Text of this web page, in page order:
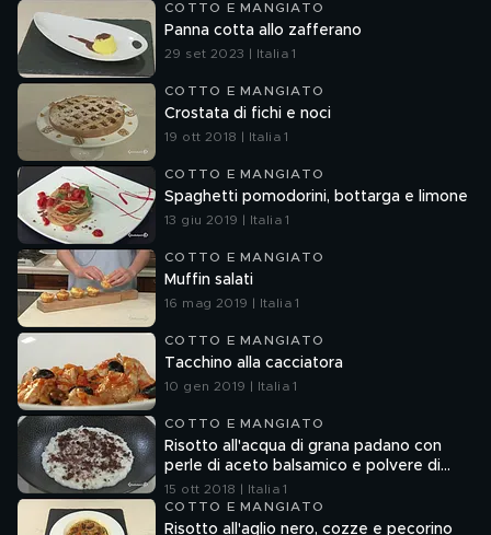
COTTO E MANGIATO
Panna cotta allo zafferano
29 set 2023 | Italia 1
COTTO E MANGIATO
Crostata di fichi e noci
19 ott 2018 | Italia 1
COTTO E MANGIATO
Spaghetti pomodorini, bottarga e limone
13 giu 2019 | Italia 1
COTTO E MANGIATO
Muffin salati
16 mag 2019 | Italia 1
COTTO E MANGIATO
Tacchino alla cacciatora
10 gen 2019 | Italia 1
COTTO E MANGIATO
Risotto all'acqua di grana padano con
perle di aceto balsamico e polvere di
prosciutto crudo
15 ott 2018 | Italia 1
COTTO E MANGIATO
Risotto all'aglio nero, cozze e pecorino